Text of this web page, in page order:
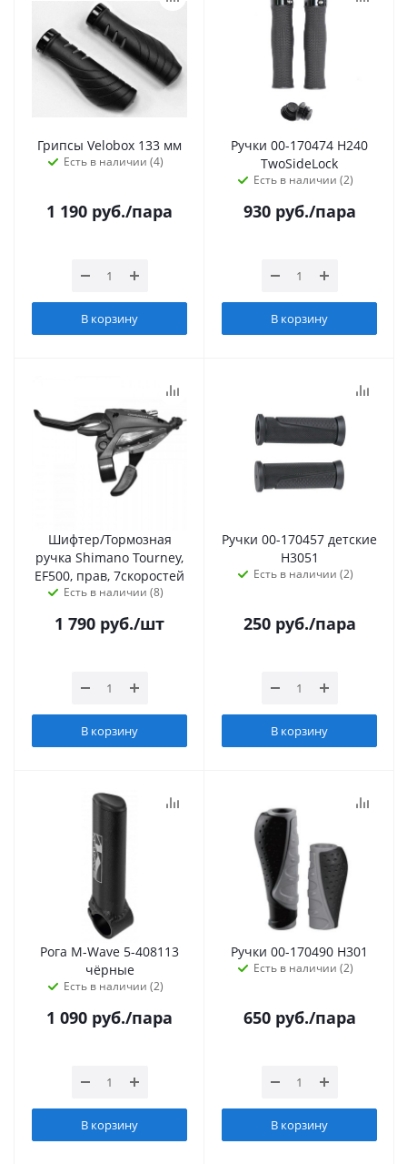
Грипсы Velobox 133 мм
Есть в наличии (4)
1 190 руб./пара
В корзину
Ручки 00-170474 H240
TwoSideLock
Есть в наличии (2)
930руб./пара
В корзину
Шифтер/Тормозная
ручка Shimano Tourney,
EF500, прав, 7скоростей
Есть в наличии (8)
1 790 руб./шт
В корзину
Ручки 00-170457 детские
H3051
Есть в наличии (2)
250руб./пара
В корзину
Рога M-Wave 5-408113
чёрные
Есть в наличии (2)
1 090 руб./пара
В корзину
Ручки 00-170490 H301
Есть в наличии (2)
650руб./пара
В корзину